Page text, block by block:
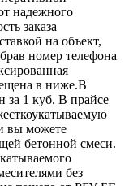
надежного
заказа
на объект,
номер телефона
в ниже.В
за 1 куб. В прайсе
вы можете
бетонной смеси.
без